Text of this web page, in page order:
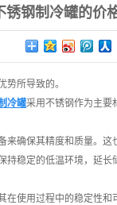
锈钢制冷罐的价
所导致的。
冷罐采用不锈钢作为主要
确保其精度和质量。这
稳定的低温环境，延
使用过程中的稳定性